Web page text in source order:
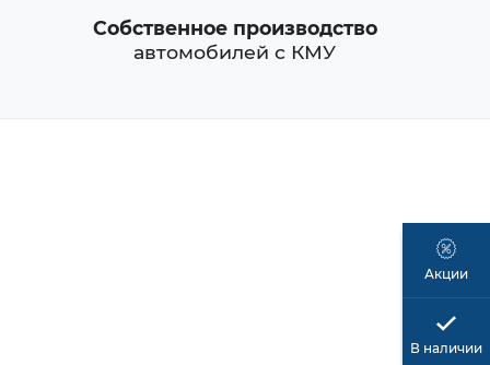
Собственное производство
автомобилей с КМУ
Акции
В наличии